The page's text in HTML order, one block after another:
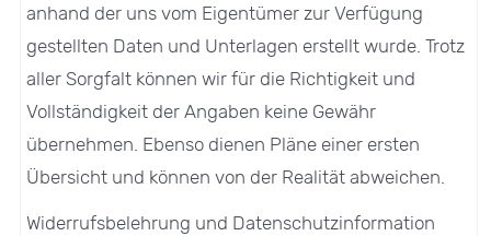
anhand der uns vom Eigentümer zur Verfügung
gestellten Daten und Unterlagen erstellt wurde. Trotz
aller Sorgfalt können wir für die Richtigkeit und
Vollständigkeit der Angaben keine Gewähr
übernehmen. Ebenso dienen Pläne einer ersten
Übersicht und können von der Realität abweichen.
Widerrufsbelehrung und Datenschutzinformation